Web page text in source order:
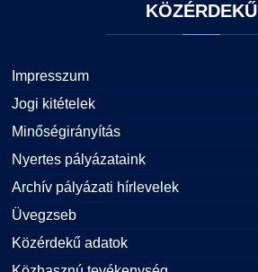
KÖZÉRDEKŰ
Impresszum
Jogi kitételek
Minőségirányítás
Nyertes pályázataink
Archív pályázati hírlevelek
Üvegzseb
Közérdekű adatok